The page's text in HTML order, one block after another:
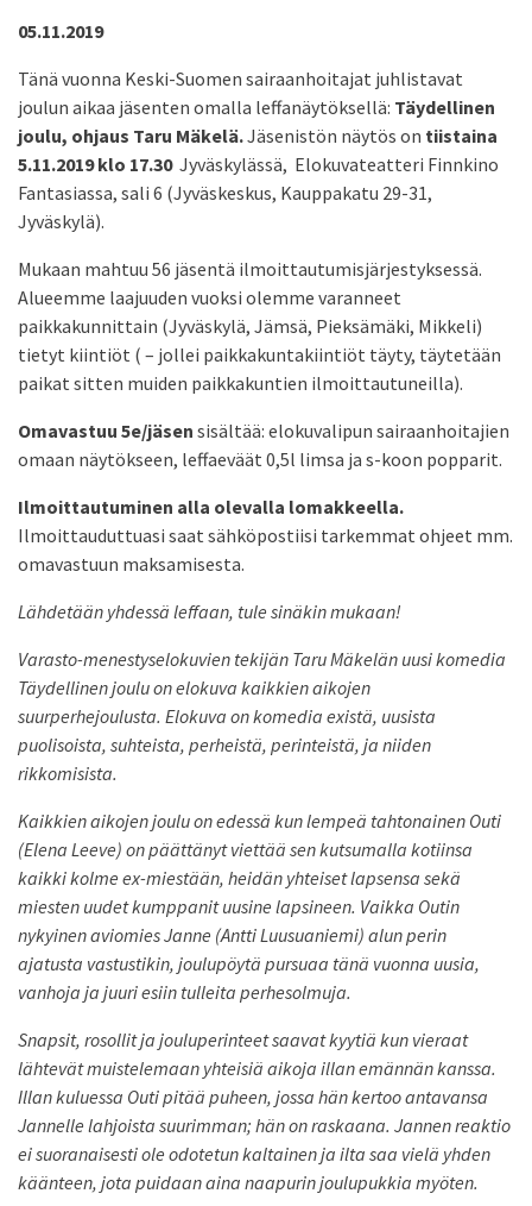
05.11.2019
Tänä vuonna Keski-Suomen sairaanhoitajat juhlistavat
joulun aikaa jäsenten omalla leffanäytöksellä: Täydellinen
joulu, ohjaus Taru Mäkelä.Jäsenistön näytös on tiistaina
5.11.2019 klo 17.30 Jyväskylässä, Elokuvateatteri Finnkino
Fantasiassa, sali 6 (Jyväskeskus, Kauppakatu 29-31,
Jyväskylä).
Mukaan mahtuu 56 jäsentä ilmoittautumisjärjestyksessä.
Alueemme laajuuden vuoksi olemme varanneet
paikkakunnittain (Jyväskylä, Jämsä, Pieksämäki, Mikkeli)
tietyt kiintiöt ( – jollei paikkakuntakiintiöt täyty, täytetään
paikat sitten muiden paikkakuntien ilmoittautuneilla).
Omavastuu 5e/jäsen sisältää: elokuvalipun sairaanhoitajien
omaan näytökseen, leffaeväät 0,5l limsa ja s-koon popparit.
Ilmoittautuminen alla olevalla lomakkeella.
Ilmoittauduttuasi saat sähköpostiisi tarkemmat ohjeet mm.
omavastuun maksamisesta.
Lähdetään yhdessä leffaan, tule sinäkin mukaan!
Varasto-menestyselokuvien tekijän Taru Mäkelän uusi komedia
Täydellinen joulu on elokuva kaikkien aikojen
suurperhejoulusta. Elokuva on komedia existä, uusista
puolisoista, suhteista, perheistä, perinteistä, ja niiden
rikkomisista.
Kaikkien aikojen joulu on edessä kun lempeä tahtonainen Outi
(Elena Leeve) on päättänyt viettää sen kutsumalla kotiinsa
kaikki kolme ex-miestään, heidän yhteiset lapsensa sekä
miesten uudet kumppanit uusine lapsineen. Vaikka Outin
nykyinen aviomies Janne (Antti Luusuaniemi) alun perin
ajatusta vastustikin, joulupöytä pursuaa tänä vuonna uusia,
vanhoja ja juuri esiin tulleita perhesolmuja.
Snapsit, rosollit ja jouluperinteet saavat kyytiä kun vieraat
lähtevät muistelemaan yhteisiä aikoja illan emännän kanssa.
Illan kuluessa Outi pitää puheen, jossa hän kertoo antavansa
Jannelle lahjoista suurimman; hän on raskaana. Jannen reaktio
ei suoranaisesti ole odotetun kaltainen ja ilta saa vielä yhden
käänteen, jota puidaan aina naapurin joulupukkia myöten.